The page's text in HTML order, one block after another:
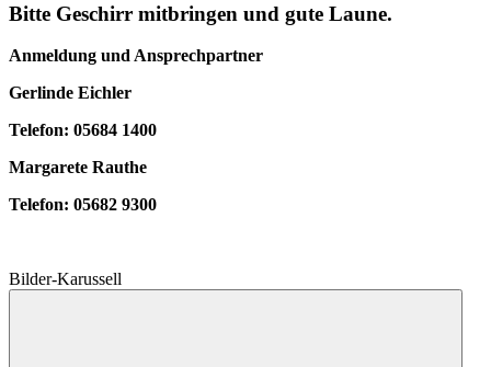
Bitte Geschirr mitbringen und gute Laune.
Anmeldung und Ansprechpartner
Gerlinde Eichler
Telefon: 05684 1400
Margarete Rauthe
Telefon: 05682 9300
Bilder-Karussell